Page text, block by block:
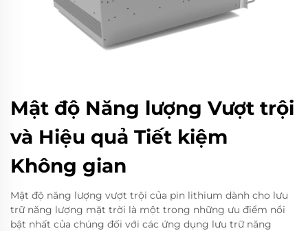
Mật độ Năng lượng Vượt trội
và Hiệu quả Tiết kiệm
Không gian
Mật độ năng lượng vượt trội của pin lithium dành cho lưu
trữ năng lượng mặt trời là một trong những ưu điểm nổi
bật nhất của chúng đối với các ứng dụng lưu trữ năng